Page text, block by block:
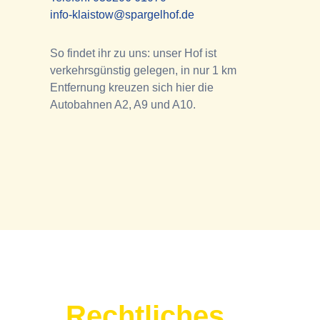
info-klaistow@spargelhof.de
So findet ihr zu uns: unser Hof ist
verkehrsgünstig gelegen, in nur 1 km
Entfernung kreuzen sich hier die
Autobahnen A2, A9 und A10.